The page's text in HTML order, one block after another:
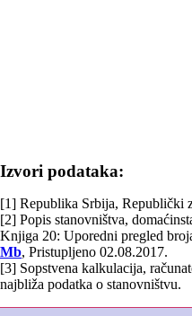
Izvori podataka:
[1] Republika Srbija, Republički
[2] Popis stanovništva,
Knjiga 20: Uporedni pregled
Mb, Pristupljeno 02.08.2017.
[3] Sopstvena kalkulacija,
najbliža podatka o stanovništvu.